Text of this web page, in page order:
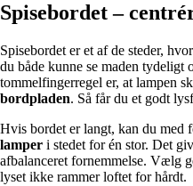
Spisebordet –
Spisebordet er et af de steder,
du både kunne se maden tydeligt
tommelfingerregel er, at lampen
bordpladen. Så får du et godt
Hvis bordet er langt, kan du med
lamper i stedet for én stor. Det
afbalanceret fornemmelse. Vælg
lyset ikke rammer loftet for hårdt.